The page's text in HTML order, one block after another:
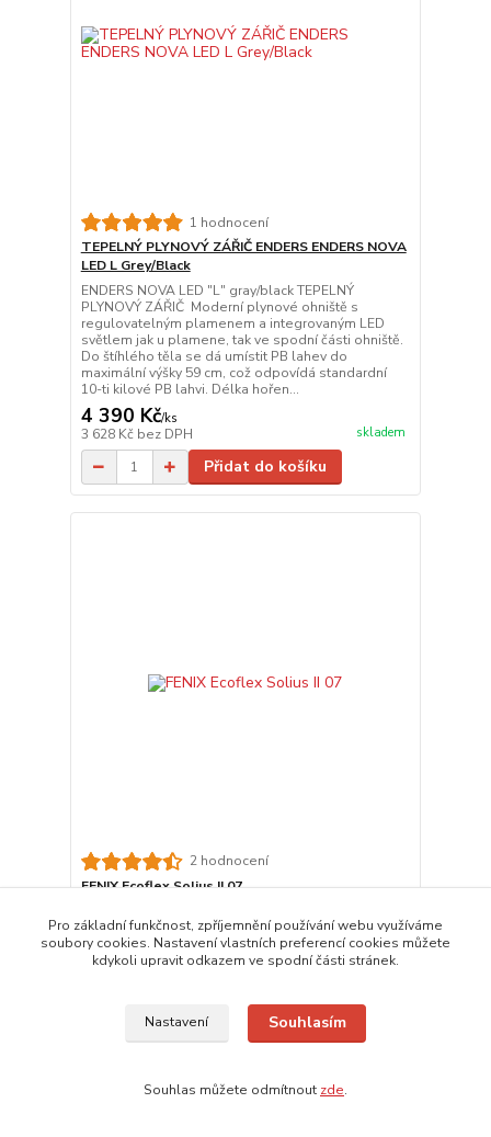
1 hodnocení
TEPELNÝ PLYNOVÝ ZÁŘIČ ENDERS ENDERS NOVA
LED L Grey/Black
ENDERS NOVA LED "L" gray/black TEPELNÝ
PLYNOVÝ ZÁŘIČ Moderní plynové ohniště s
regulovatelným plamenem a integrovaným LED
světlem jak u plamene, tak ve spodní části ohniště.
Do štíhlého těla se dá umístit PB lahev do
maximální výšky 59 cm, což odpovídá standardní
10-ti kilové PB lahvi. Délka hořen...
4 390 Kč/ks
3 628 Kč bez DPH skladem
Přidat do košíku
2 hodnocení
FENIX Ecoflex Solius II 07
konvektory Solius II. jsou opatřeny digitálním
termostatem s týdenním programem a funkcí
adaptivně řízeného spouštění, termostat je však
4 399 Kč/ks
Pro základní funkčnost, zpříjemnění používání webu využíváme
soubory cookies. Nastavení vlastních preferencí cookies můžete
kdykoli upravit odkazem ve spodní části stránek.
Nastavení Souhlasím
Souhlas můžete odmítnout zde.